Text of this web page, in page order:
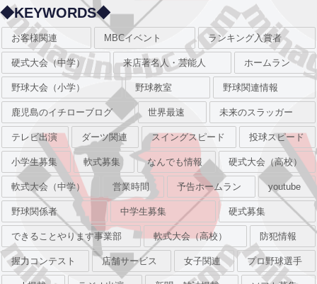
◆KEYWORDS◆
お客様関連 MBCイベント ランキング入賞者
硬式大会（中学） 来店著名人・芸能人 ホームラン
野球大会（小学） 野球教室 野球関連情報
鹿児島のイチローブログ 世界最速 未来のスラッガー
テレビ出演 ダーツ関連 スイングスピード 投球スピード
小学生募集 軟式募集 なんでも情報 硬式大会（高校）
軟式大会（中学） 営業時間 予告ホームラン youtube
野球関係者 中学生募集 硬式募集
できることやります事業部 軟式大会（高校） 防犯情報
握力コンテスト 店舗サービス 女子関連 プロ野球選手